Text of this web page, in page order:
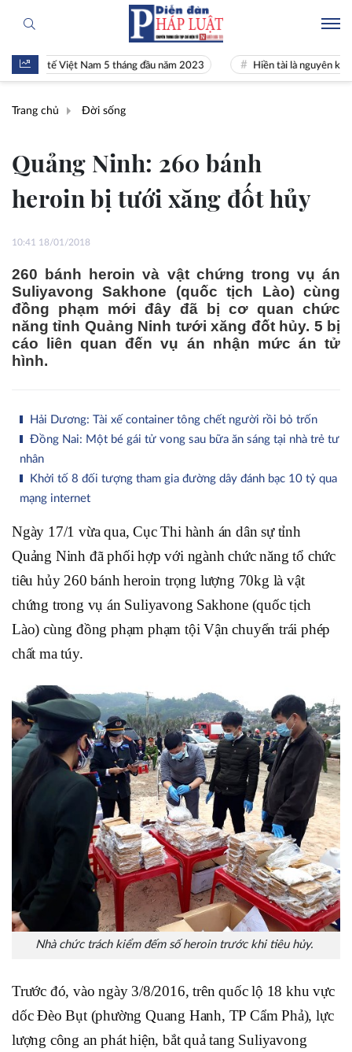
tế Việt Nam 5 tháng đầu năm 2023 Hiền tài là nguyên khí Quốc
Trang chủ Đời sống
Quảng Ninh: 260 bánh
heroin bị tưới xăng đốt hủy
10:41 18/01/2018
260 bánh heroin và vật chứng trong vụ án
Suliyavong Sakhone (quốc tịch Lào) cùng
đồng phạm mới đây đã bị cơ quan chức
năng tỉnh Quảng Ninh tưới xăng đốt hủy. 5 bị
cáo liên quan đến vụ án nhận mức án tử
hình.
Hải Dương: Tài xế container tông chết người rồi bỏ trốn
Đồng Nai: Một bé gái tử vong sau bữa ăn sáng tại nhà trẻ tư
nhân
Khởi tố 8 đối tượng tham gia đường dây đánh bạc 10 tỷ qua
mạng internet
Ngày 17/1 vừa qua, Cục Thi hành án dân sự tỉnh
Quảng Ninh đã phối hợp với ngành chức năng tổ chức
tiêu hủy 260 bánh heroin trọng lượng 70kg là vật
chứng trong vụ án Suliyavong Sakhone (quốc tịch
Lào) cùng đồng phạm phạm tội Vận chuyển trái phép
chất ma túy.
Nhà chức trách kiểm đếm số heroin trước khi tiêu hủy.
Trước đó, vào ngày 3/8/2016, trên quốc lộ 18 khu vực
dốc Đèo Bụt (phường Quang Hanh, TP Cẩm Phả), lực
lượng công an phát hiện, bắt quả tang Suliyavong